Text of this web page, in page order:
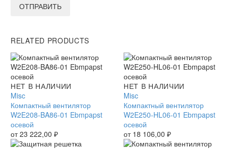
ОТПРАВИТЬ
RELATED PRODUCTS
Компактный
вентилятор
W2E208-
BA86-
01
Ebmpapst
осевой
НЕТ В НАЛИЧИИ
Misc
Компактный вентилятор
W2E208-BA86-01 Ebmpapst
осевой
от23 222,00 ₽
Компактный
вентилятор
W2E250-
HL06-
01
Ebmpapst
осевой
НЕТ В НАЛИЧИИ
Misc
Компактный вентилятор
W2E250-HL06-01 Ebmpapst
осевой
от 18 106,00 ₽